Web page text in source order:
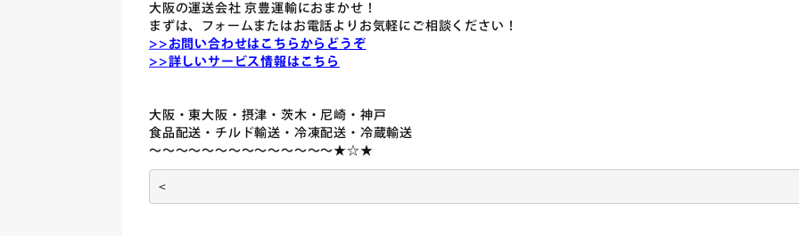
大阪の運送会社 京豊運輸におまかせ！
まずは、フォームまたはお電話よりお気軽にご相談ください！
>>お問い合わせはこちらからどうぞ
>>詳しいサービス情報はこちら
大阪・東大阪・摂津・茨木・尼崎・神戸
食品配送・チルド輸送・冷凍配送・冷蔵輸送
～～～～～～～～～～～～～～★☆★